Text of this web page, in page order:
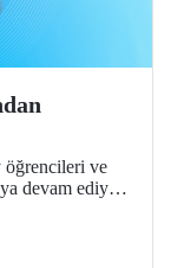
öğrencileri ve
devam ediyor.
devam